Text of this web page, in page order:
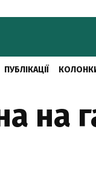
ПУБЛІКАЦІЇ
на